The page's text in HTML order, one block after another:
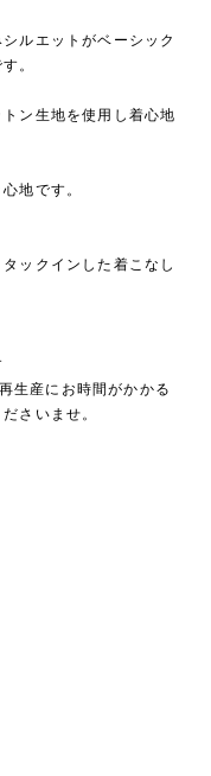
ルエットがベーシック
。
ン生地を使用し着心地
地です。
ックインした着こなし
生産にお時間がかかる
さいませ。